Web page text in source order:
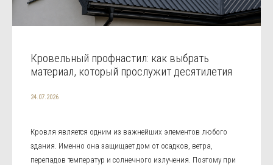
Кровельный профнастил: как выбрать
материал, который прослужит десятилетия
24.07.2026
Кровля является одним из важнейших элементов любого
здания. Именно она защищает дом от осадков, ветра,
перепадов температур и солнечного излучения. Поэтому при